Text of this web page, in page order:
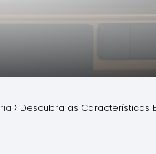
Descubra as Características